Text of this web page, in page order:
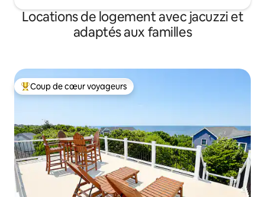
Locations de logement avec jacuzzi et
adaptés aux familles
Coups de cœur voyageurs les plus appréciés
Coup de cœur voyageurs